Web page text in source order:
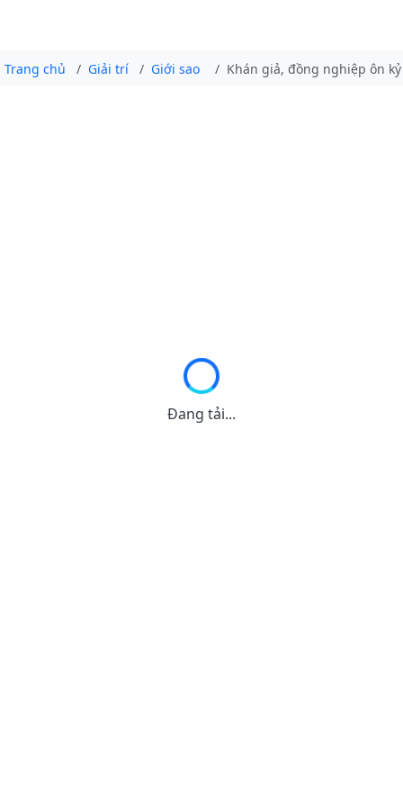
Trang chủ Giải trí Giới sao Khán giả, đồng nghiệp ôn
Đang tải...